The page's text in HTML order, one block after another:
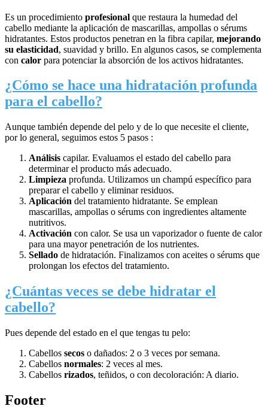
Es un procedimiento profesional que restaura la humedad del
cabello mediante la aplicación de mascarillas, ampollas o sérums
hidratantes. Estos productos penetran en la fibra capilar, mejorando
su elasticidad, suavidad y brillo. En algunos casos, se complementa
con calor para potenciar la absorción de los activos hidratantes.
¿Cómo se hace una hidratación profunda
para el cabello?
Aunque también depende del pelo y de lo que necesite el cliente,
por lo general, seguimos estos 5 pasos :
Análisis capilar. Evaluamos el estado del cabello para
determinar el producto más adecuado.
Limpieza profunda. Utilizamos un champú específico para
preparar el cabello y eliminar residuos.
Aplicación del tratamiento hidratante. Se emplean
mascarillas, ampollas o sérums con ingredientes altamente
nutritivos.
Activación con calor. Se usa un vaporizador o fuente de calor
para una mayor penetración de los nutrientes.
Sellado de hidratación. Finalizamos con aceites o sérums que
prolongan los efectos del tratamiento.
¿Cuántas veces se debe hidratar el
cabello?
Pues depende del estado en el que tengas tu pelo:
Cabellos secos o dañados: 2 o 3 veces por semana.
Cabellos normales: 2 veces al mes.
Cabellos rizados, teñidos, o con decoloración: A diario.
Footer